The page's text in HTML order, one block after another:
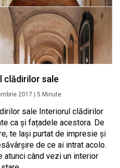
clădirilor sale
2017 5 Minute
sale Interiorul clădirilor
ca și fațadele acestora. De
te lași purtat de impresie și
de ce ai intrat acolo.
atunci când vezi un interior